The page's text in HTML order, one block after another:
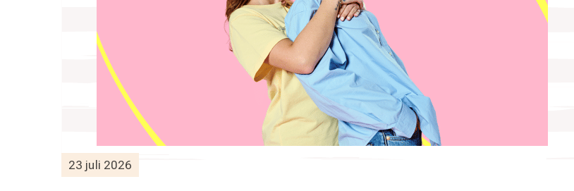
23 juli 2026